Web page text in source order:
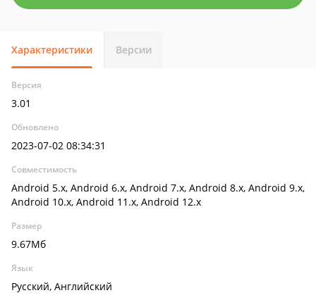
Характеристики Версии
Версия
3.01
Обновлено
2023-07-02 08:34:31
Совместимость
Android 5.x, Android 6.x, Android 7.x, Android 8.x, Android 9.x,
Android 10.x, Android 11.x, Android 12.x
Размер
9.67Мб
Язык
Русский, Английский